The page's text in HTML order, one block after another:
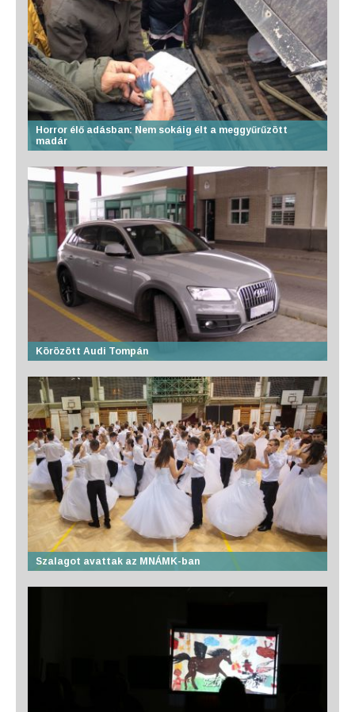
Horror élő adásban: Nem sokáig élt a meggyűrűzött
madár
Körözött Audi Tompán
Szalagot avattak az MNÁMK-ban